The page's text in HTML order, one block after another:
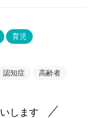
育児
認知症 高齢者
します